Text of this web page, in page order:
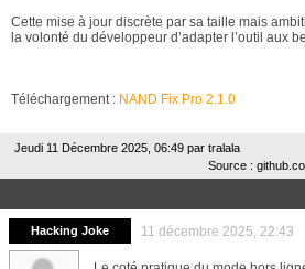
Cette mise à jour discrète par sa taille mais
la volonté du développeur d’adapter l’outil aux
Téléchargement : NAND Fix Pro 2.1.0
Jeudi 11 Décembre 2025, 06:49 par tralala
Source :
Hacking Joke 11 décembre 2025, 22:43